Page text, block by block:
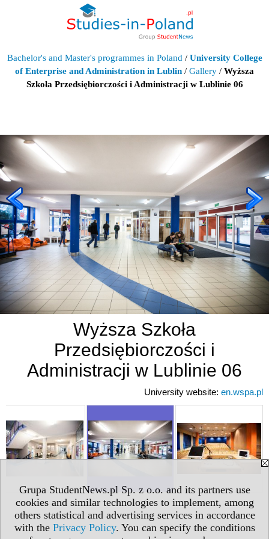
Grupa StudentNews.pl Sp. z o.o. and its partners use
cookies and similar technologies to implement, among
others statistical and advertising services in accordance
with the Privacy Policy. You can specify the conditions
Bachelor's and Master's programmes in Poland / University College
of Enterprise and Administration in Lublin / Gallery / Wyższa
Szkoła Przedsiębiorczości i Administracji w Lublinie 06
Wyższa Szkoła
Przedsiębiorczości i
Administracji w Lublinie 06
University website: en.wspa.pl